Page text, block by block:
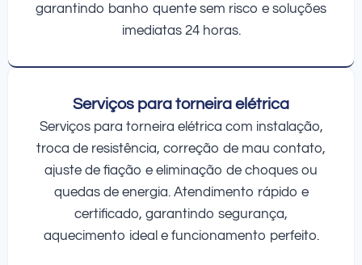
garantindo banho quente sem risco e soluções
imediatas 24 horas.
Serviços para torneira elétrica
Serviços para torneira elétrica com instalação,
troca de resistência, correção de mau contato,
ajuste de fiação e eliminação de choques ou
quedas de energia. Atendimento rápido e
certificado, garantindo segurança,
aquecimento ideal e funcionamento perfeito.